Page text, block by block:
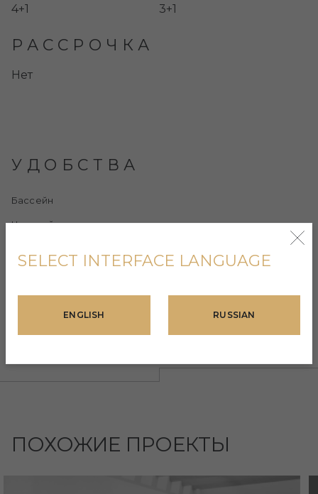
4+1 3+1
РАССРОЧКА
Нет
УДОБСТВА
Бассейн
Частный сад
Зеленая зона
ПОХОЖИЕ ПРОЕКТЫ
SELECT INTERFACE LANGUAGE
ENGLISH RUSSIAN